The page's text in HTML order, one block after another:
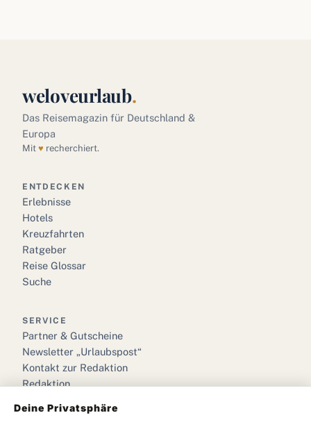
weloveurlaub.
Das Reisemagazin für Deutschland &
Europa
Mit ♥ recherchiert.
ENTDECKEN
Erlebnisse
Hotels
Kreuzfahrten
Ratgeber
Reise Glossar
Suche
SERVICE
Partner & Gutscheine
Newsletter „Urlaubspost“
Kontakt zur Redaktion
Redaktion
Deine Privatsphäre